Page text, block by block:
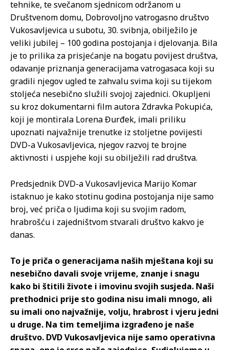
tehnike, te svečanom sjednicom održanom u
Društvenom domu, Dobrovoljno vatrogasno društvo
Vukosavljevica u subotu, 30. svibnja, obilježilo je
veliki jubilej – 100 godina postojanja i djelovanja. Bila
je to prilika za prisjećanje na bogatu povijest društva,
odavanje priznanja generacijama vatrogasaca koji su
gradili njegov ugled te zahvalu svima koji su tijekom
stoljeća nesebično služili svojoj zajednici. Okupljeni
su kroz dokumentarni film autora Zdravka Pokupića,
koji je montirala Lorena Đurđek, imali priliku
upoznati najvažnije trenutke iz stoljetne povijesti
DVD-a Vukosavljevica, njegov razvoj te brojne
aktivnosti i uspjehe koji su obilježili rad društva.
Predsjednik DVD-a Vukosavljevica Marijo Komar
istaknuo je kako stotinu godina postojanja nije samo
broj, već priča o ljudima koji su svojim radom,
hrabrošću i zajedništvom stvarali društvo kakvo je
danas.
To je priča o generacijama naših mještana koji su
nesebično davali svoje vrijeme, znanje i snagu
kako bi štitili živote i imovinu svojih susjeda. Naši
prethodnici prije sto godina nisu imali mnogo, ali
su imali ono najvažnije, volju, hrabrost i vjeru jedni
u druge. Na tim temeljima izgrađeno je naše
društvo. DVD Vukosavljevica nije samo operativna